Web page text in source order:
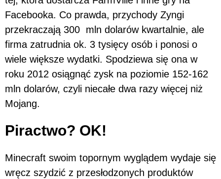
Facebooka. Co prawda, przychody Zyngi
przekraczają 300 mln dolarów kwartalnie, ale
firma zatrudnia ok. 3 tysięcy osób i ponosi o
wiele większe wydatki. Spodziewa się ona w
roku 2012 osiągnąć zysk na poziomie 152-162
mln dolarów, czyli niecałe dwa razy więcej niż
Mojang.
Piractwo? OK!
Minecraft swoim topornym wyglądem wydaje się
wręcz szydzić z przesłodzonych produktów